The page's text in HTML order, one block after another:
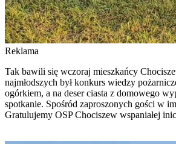
Reklama
Tak bawili się wczoraj mieszkańcy
najmłodszych był konkurs wiedzy
ogórkiem, a na deser ciasta z domowego
spotkanie. Spośród zaproszonych gości w
Gratulujemy OSP Chociszew wspaniałej